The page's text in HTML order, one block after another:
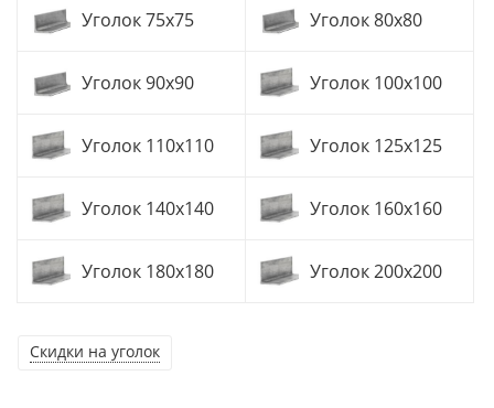
Уголок 75x75 Уголок 80х80
Уголок 90х90 Уголок 100х100
Уголок 110х110 Уголок 125х125
Уголок 140х140 Уголок 160х160
Уголок 180х180 Уголок 200х200
Cкидки на уголок